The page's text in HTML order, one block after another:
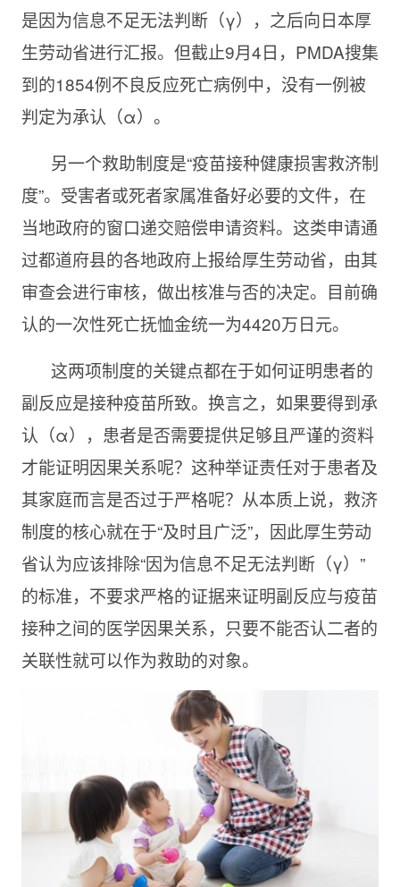
是因为信息不足无法判断（γ），之后向日本厚
生劳动省进行汇报。但截止9月4日，PMDA搜集
到的1854例不良反应死亡病例中，没有一例被
判定为承认（α）。
另一个救助制度是“疫苗接种健康损害救济制
度”。受害者或死者家属准备好必要的文件，在
当地政府的窗口递交赔偿申请资料。这类申请通
过都道府县的各地政府上报给厚生劳动省，由其
审查会进行审核，做出核准与否的决定。目前确
认的一次性死亡抚恤金统一为4420万日元。
这两项制度的关键点都在于如何证明患者的
副反应是接种疫苗所致。换言之，如果要得到承
认（α），患者是否需要提供足够且严谨的资料
才能证明因果关系呢？这种举证责任对于患者及
其家庭而言是否过于严格呢？从本质上说，救济
制度的核心就在于“及时且广泛”，因此厚生劳动
省认为应该排除“因为信息不足无法判断（γ）”
的标准，不要求严格的证据来证明副反应与疫苗
接种之间的医学因果关系，只要不能否认二者的
关联性就可以作为救助的对象。